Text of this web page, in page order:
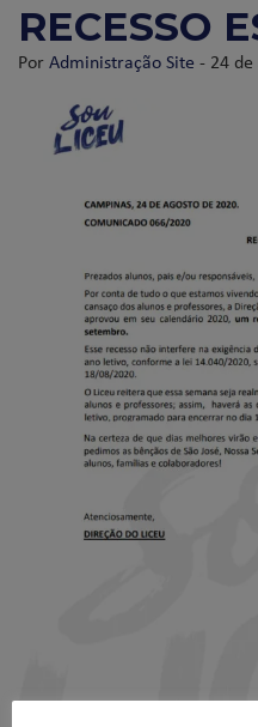
RECESSO
PorAdministração Site - 24